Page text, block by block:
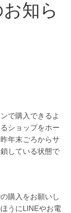
知ら
で購入できるよ
ショップをホー
年末ごろからサ
している状態で
購入をお願いし
うにLINEやお電